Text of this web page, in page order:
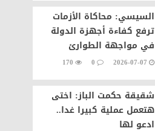
السيسي: محاكاة الأزمات
ترفع كفاءة أجهزة الدولة
في مواجهة الطوارئ
2026-07-07
0
170
شقيقة حكمت الباز: اختى
هتعمل عملية كبيرا غدا..
ادعو لها